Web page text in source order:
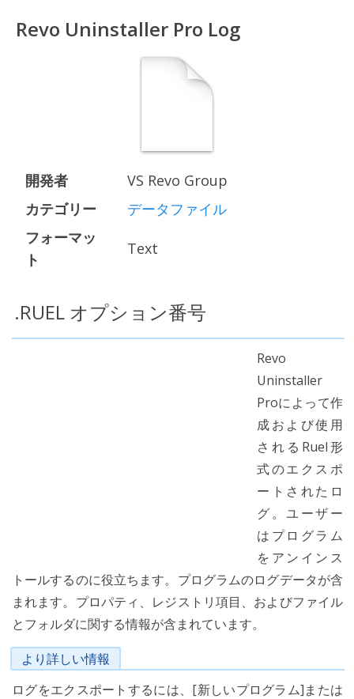
Revo Uninstaller Pro Log
開発者
VS Revo Group
カテゴリー
データファイル
フォーマッ
ト
Text
.RUEL オプション番号
Revo
Uninstaller
Proによって作
成および使用
されるRuel形
式のエクスポ
ートされたロ
グ。ユーザー
はプログラム
をアンインス
トールするのに役立ちます。プログラムのログデータが含
まれます。プロパティ、レジストリ項目、およびファイル
とフォルダに関する情報が含まれています。
より詳しい情報
ログをエクスポートするには、[新しいプログラム]または